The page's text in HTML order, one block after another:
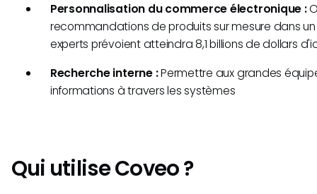
Personnalisation du commerce électronique :
recommandations de produits sur mesure dans
experts prévoient atteindra 8,1 billions de dollars
Recherche interne :Permettre aux grandes
informations à travers les systèmes
Qui utilise Coveo ?